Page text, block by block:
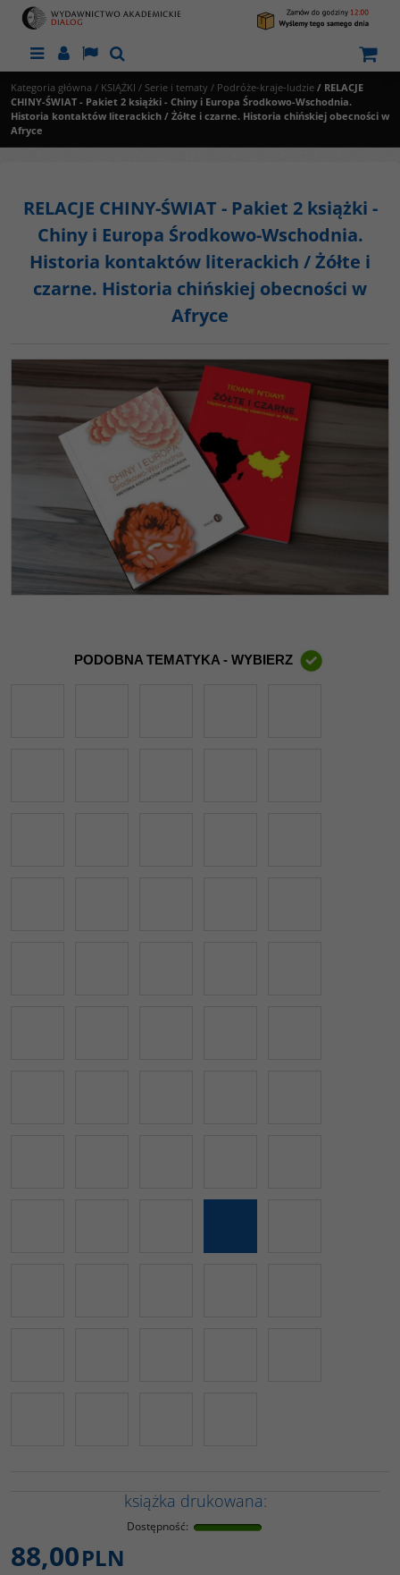
MenuPanelLangSzukaj
Kategoria główna / KSIĄŻKI / Serie i tematy / Podróże-kraje-ludzie / RELACJE
CHINY-ŚWIAT - Pakiet 2 książki - Chiny i Europa Środkowo-Wschodnia.
Historia kontaktów literackich / Żółte i czarne. Historia chińskiej obecności w
Afryce
RELACJE CHINY-ŚWIAT - Pakiet 2 książki -
Chiny i Europa Środkowo-Wschodnia.
Historia kontaktów literackich / Żółte i
czarne. Historia chińskiej obecności w
Afryce
PODOBNA TEMATYKA - WYBIERZ
książka drukowana:
Dostępność:
88,00PLN